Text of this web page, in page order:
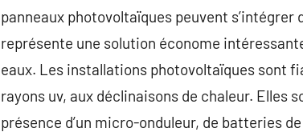
panneaux photovoltaïques peuvent
représente une solution économe
eaux. Les installations photovoltaïques sont
rayons uv, aux déclinaisons de chaleur. Elles
présence d’un micro-onduleur, de batteries